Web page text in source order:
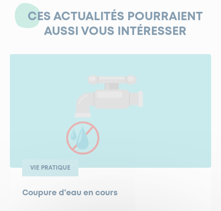
CES ACTUALITÉS POURRAIENT
AUSSI VOUS INTÉRESSER
VIE PRATIQUE
Coupure d'eau en cours